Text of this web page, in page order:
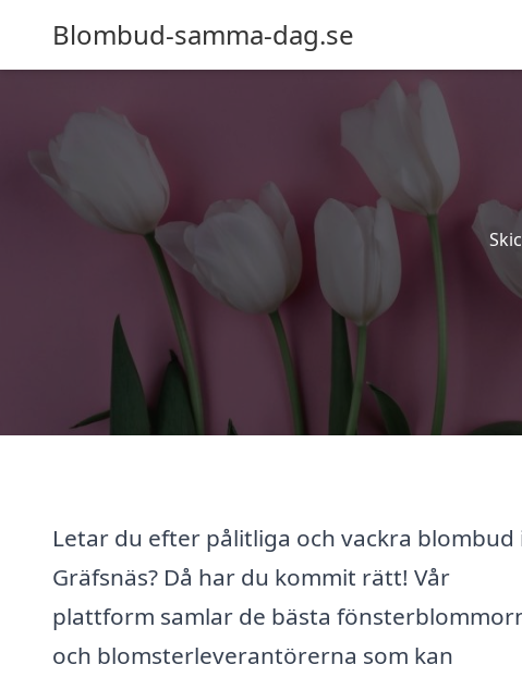
Blombud-samma-dag.se
Letar du efter pålitliga och vackra blombud
Gräfsnäs? Då har du kommit rätt! Vår
plattform samlar de bästa
och blomsterleverantörerna som kan